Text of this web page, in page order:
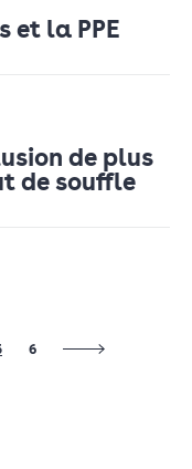
et la PPE
de plus
de souffle
6